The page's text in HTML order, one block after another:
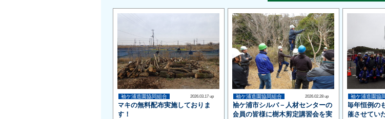
袖ケ浦造園協同組合 2026.03.17 up
マキの無料配布実施しておりま
す！
袖ケ浦造園協同組合 2026.02.28 up
袖ケ浦市シルバ－人材センターの
会員の皆様に樹木剪定講習会を実
袖ケ浦造園協
毎年恒例の
催させてい